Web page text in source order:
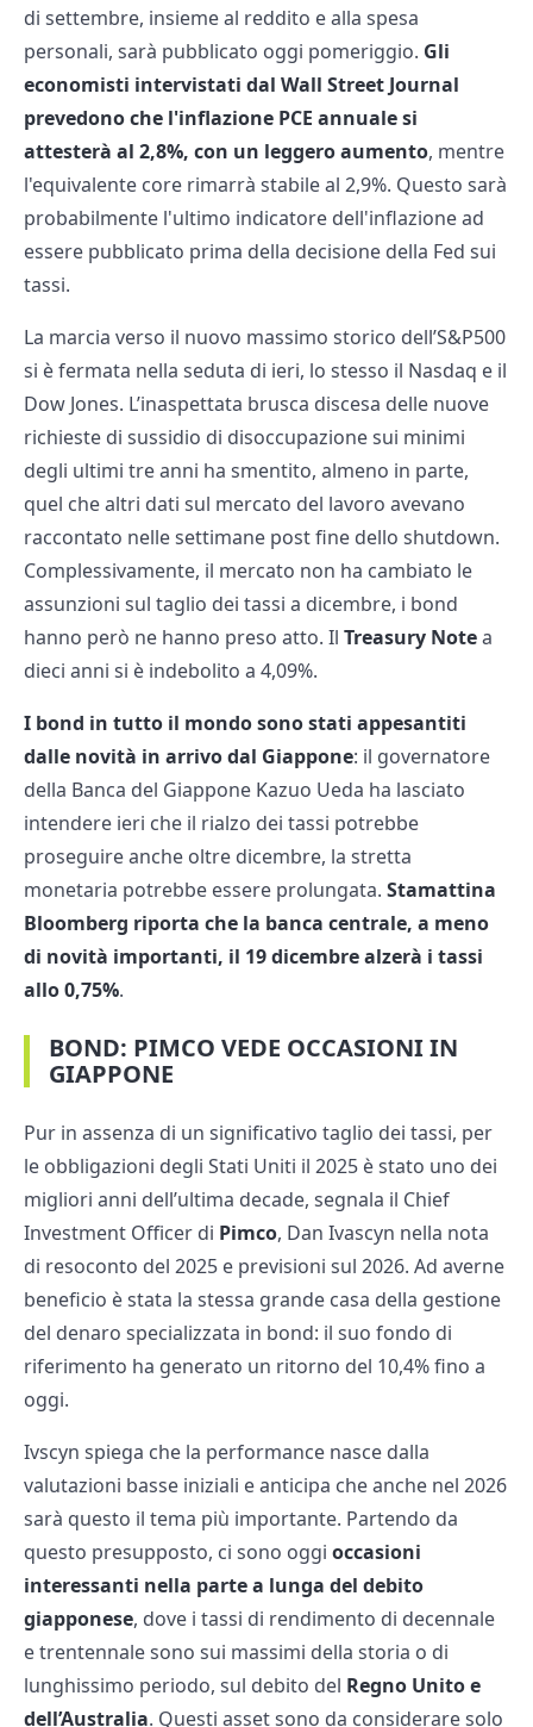
di settembre, insieme al reddito e alla spesa
personali, sarà pubblicato oggi pomeriggio. Gli
economisti intervistati dal Wall Street Journal
prevedono che l'inflazione PCE annuale si
attesterà al 2,8%, con un leggero aumento, mentre
l'equivalente core rimarrà stabile al 2,9%. Questo sarà
probabilmente l'ultimo indicatore dell'inflazione ad
essere pubblicato prima della decisione della Fed sui
tassi.
La marcia verso il nuovo massimo storico dell’S&P500
si è fermata nella seduta di ieri, lo stesso il Nasdaq e il
Dow Jones. L’inaspettata brusca discesa delle nuove
richieste di sussidio di disoccupazione sui minimi
degli ultimi tre anni ha smentito, almeno in parte,
quel che altri dati sul mercato del lavoro avevano
raccontato nelle settimane post fine dello shutdown.
Complessivamente, il mercato non ha cambiato le
assunzioni sul taglio dei tassi a dicembre, i bond
hanno però ne hanno preso atto. Il Treasury Notea
dieci anni si è indebolito a 4,09%.
I bond in tutto il mondo sono stati appesantiti
dalle novità in arrivo dal Giappone: il governatore
della Banca del Giappone Kazuo Ueda ha lasciato
intendere ieri che il rialzo dei tassi potrebbe
proseguire anche oltre dicembre, la stretta
monetaria potrebbe essere prolungata. Stamattina
Bloomberg riporta che la banca centrale, a meno
di novità importanti, il 19 dicembre alzerà i tassi
allo 0,75%.
BOND: PIMCO VEDE OCCASIONI IN
GIAPPONE
Pur in assenza di un significativo taglio dei tassi, per
le obbligazioni degli Stati Uniti il 2025 è stato uno dei
migliori anni dell’ultima decade, segnala il Chief
Investment Officer di Pimco, Dan Ivascyn nella nota
di resoconto del 2025 e previsioni sul 2026. Ad averne
beneficio è stata la stessa grande casa della gestione
del denaro specializzata in bond: il suo fondo di
riferimento ha generato un ritorno del 10,4% fino a
oggi.
Ivscyn spiega che la performance nasce dalla
valutazioni basse iniziali e anticipa che anche nel 2026
sarà questo il tema più importante. Partendo da
questo presupposto, ci sono oggi occasioni
interessanti nella parte a lunga del debito
giapponese, dove i tassi di rendimento di decennale
e trentennale sono sui massimi della storia o di
lunghissimo periodo, sul debito del Regno Unito e
dell’Australia. Questi asset sono da considerare solo